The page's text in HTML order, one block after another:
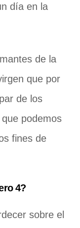
día en la
de la
que por
de los
podemos
fines de
4?
sobre el